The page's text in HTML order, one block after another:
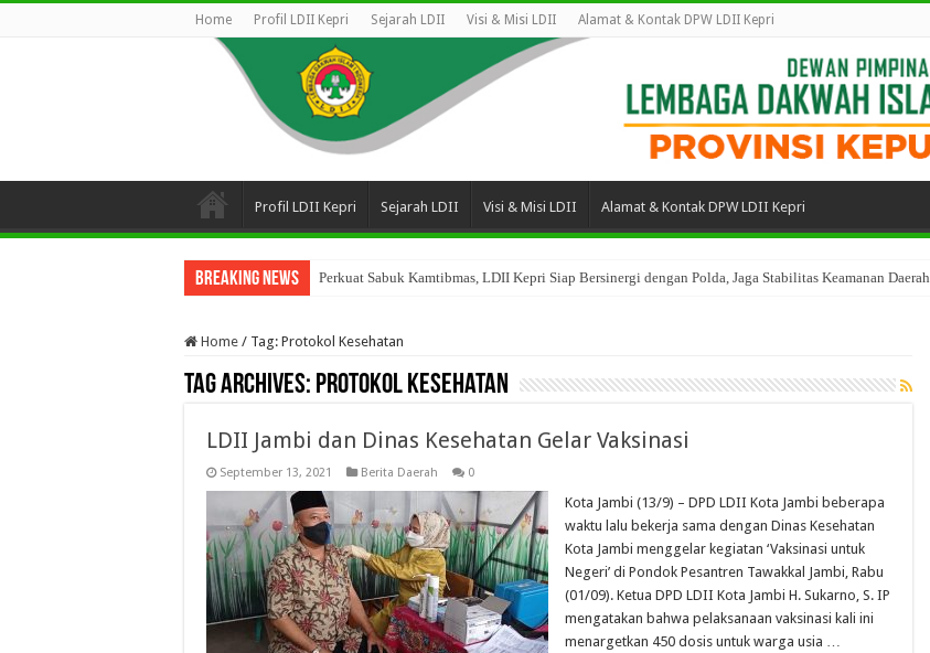
Home Profil LDII Kepri Sejarah LDII Visi & Misi LDII Alamat & Kontak DPW LDII Kepri
Profil LDII Kepri Sejarah LDII Visi & Misi LDII Alamat & Kontak DPW LDII Kepri
Breaking News Perkuat Sabuk Kamtibmas, LDII Kepri Siap Bersinergi dengan Polda, Jaga Stabilitas Keamanan Daerah
Home / Tag: Protokol Kesehatan
Tag Archives: Protokol Kesehatan
LDII Jambi dan Dinas Kesehatan Gelar Vaksinasi
September 13, 2021 Berita Daerah 0
Kota Jambi (13/9) – DPD LDII Kota Jambi beberapa
waktu lalu bekerja sama dengan Dinas Kesehatan
Kota Jambi menggelar kegiatan ‘Vaksinasi untuk
Negeri’ di Pondok Pesantren Tawakkal Jambi, Rabu
(01/09). Ketua DPD LDII Kota Jambi H. Sukarno, S. IP
mengatakan bahwa pelaksanaan vaksinasi kali ini
menargetkan 450 dosis untuk warga usia …